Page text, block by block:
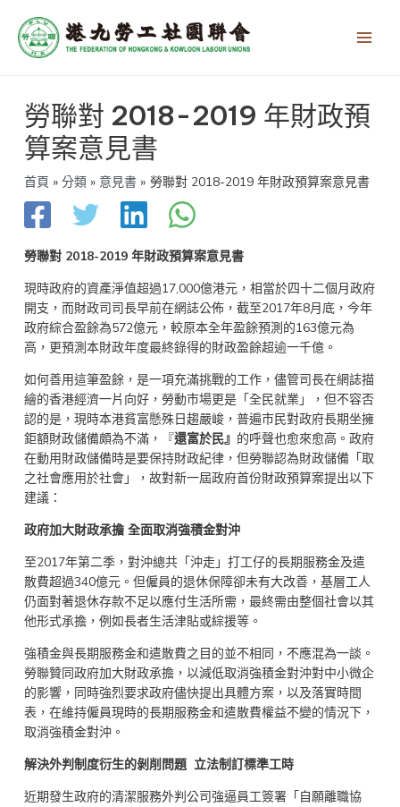
勞聯對 2018-2019 年財政預
算案意見書
首頁 分類 意見書 勞聯對 2018-2019 年財政預算案意見書
勞聯對 2018-2019 年財政預算案意見書
現時政府的資產淨值超過17,000億港元，相當於四十二個月政府
開支，而財政司司長早前在網誌公佈，截至2017年8月底，今年
政府綜合盈餘為572億元，較原本全年盈餘預測的163億元為
高，更預測本財政年度最終錄得的財政盈餘超逾一千億。
如何善用這筆盈餘，是一項充滿挑戰的工作，儘管司長在網誌描
繪的香港經濟一片向好，勞動市場更是「全民就業」，但不容否
認的是，現時本港貧富懸殊日趨嚴峻，普遍市民對政府長期坐擁
鉅額財政儲備頗為不滿，『還富於民』 的呼聲也愈來愈高。政府
在動用財政儲備時是要保持財政紀律，但勞聯認為財政儲備「取
之社會應用於社會」，故對新一屆政府首份財政預算案提出以下
建議：
政府加大財政承擔 全面取消強積金對沖
至2017年第二季，對沖總共「沖走」打工仔的長期服務金及遣
散費超過340億元。但僱員的退休保障卻未有大改善，基層工人
仍面對著退休存款不足以應付生活所需，最終需由整個社會以其
他形式承擔，例如長者生活津貼或綜援等。
強積金與長期服務金和遣散費之目的並不相同，不應混為一談。
勞聯贊同政府加大財政承擔，以減低取消強積金對沖對中小微企
的影響，同時強烈要求政府儘快提出具體方案，以及落實時間
表，在維持僱員現時的長期服務金和遣散費權益不變的情況下，
取消強積金對沖。
解決外判制度衍生的剝削問題 立法制訂標準工時
近期發生政府的清潔服務外判公司強逼員工簽署「自願離職協
章
導
覽